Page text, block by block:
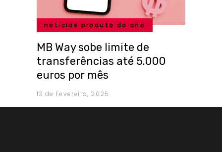
notícias produto do ano
MB Way sobe limite de
transferências até 5.000
euros por mês
13 de Fevereiro, 2025